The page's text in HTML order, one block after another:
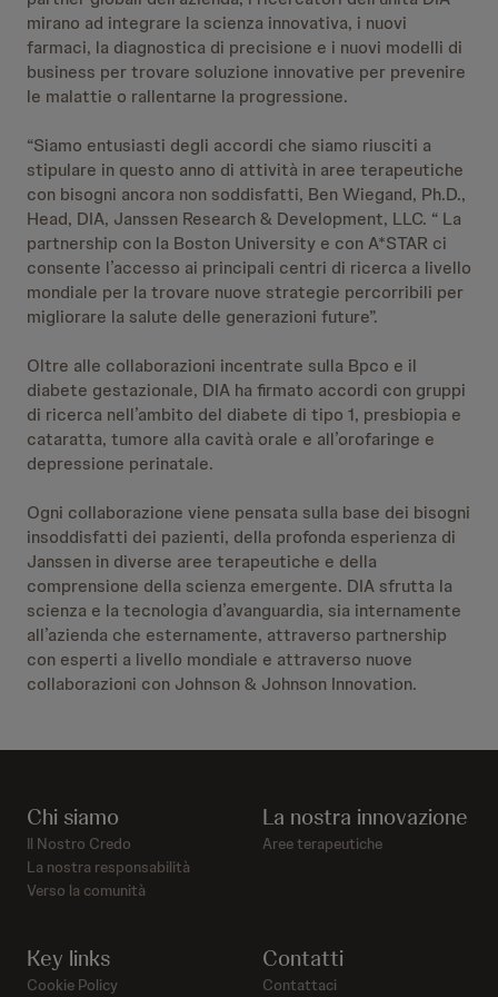
mirano ad integrare la scienza innovativa, i nuovi
farmaci, la diagnostica di precisione e i nuovi modelli di
business per trovare soluzione innovative per prevenire
le malattie o rallentarne la progressione.
“Siamo entusiasti degli accordi che siamo riusciti a
stipulare in questo anno di attività in aree terapeutiche
con bisogni ancora non soddisfatti, Ben Wiegand, Ph.D.,
Head, DIA, Janssen Research & Development, LLC. “ La
partnership con la Boston University e con A*STAR ci
consente l’accesso ai principali centri di ricerca a livello
mondiale per la trovare nuove strategie percorribili per
migliorare la salute delle generazioni future”.
Oltre alle collaborazioni incentrate sulla Bpco e il
diabete gestazionale, DIA ha firmato accordi con gruppi
di ricerca nell’ambito del diabete di tipo 1, presbiopia e
cataratta, tumore alla cavità orale e all’orofaringe e
depressione perinatale.
Ogni collaborazione viene pensata sulla base dei bisogni
insoddisfatti dei pazienti, della profonda esperienza di
Janssen in diverse aree terapeutiche e della
comprensione della scienza emergente. DIA sfrutta la
scienza e la tecnologia d’avanguardia, sia internamente
all’azienda che esternamente, attraverso partnership
con esperti a livello mondiale e attraverso nuove
collaborazioni con Johnson & Johnson Innovation.
Chi siamo
Il Nostro Credo
La nostra responsabilità
Verso la comunità
La nostra innovazione
Aree terapeutiche
Contatti
Contattaci
Key links
Cookie Policy